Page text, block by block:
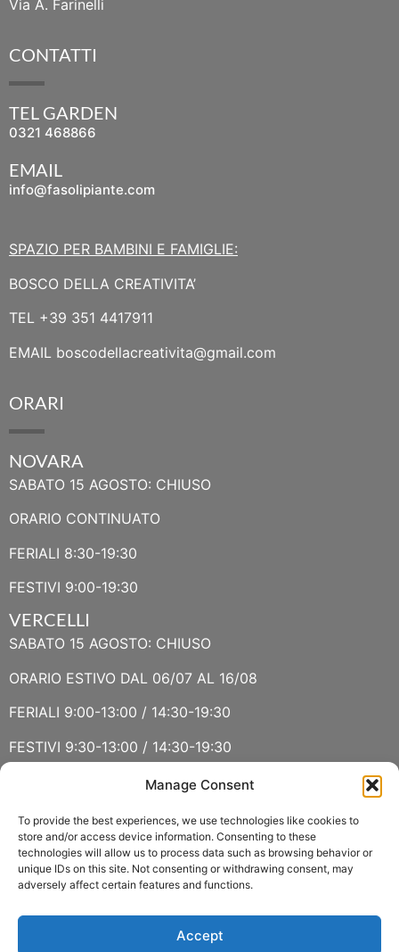
Manage Consent
To provide the best experiences, we use technologies like cookies to
store and/or access device information. Consenting to these
technologies will allow us to process data such as browsing behavior or
unique IDs on this site. Not consenting or withdrawing consent, may
adversely affect certain features and functions.
Accept
Via A. Farinelli
CONTATTI
TEL GARDEN
0321 468866
EMAIL
info@fasolipiante.com
SPAZIO PER BAMBINI E FAMIGLIE:
BOSCO DELLA CREATIVITA’
TEL +39 351 4417911
EMAIL boscodellacreativita@gmail.com
ORARI
NOVARA
SABATO 15 AGOSTO: CHIUSO
ORARIO CONTINUATO
FERIALI 8:30-19:30
FESTIVI 9:00-19:30
VERCELLI
SABATO 15 AGOSTO: CHIUSO
ORARIO ESTIVO DAL 06/07 AL 16/08
FERIALI 9:00-13:00 / 14:30-19:30
FESTIVI 9:30-13:00 / 14:30-19:30
SABATO 15 AGOSTO E DOMENICA 16 AGOSTO: CHIUSO
ORARIO ESTIVO LUGLIO E AGOSTO
FERIALI 8:30-13:00 / 15:00-19:00
FESTIVI 8:30-12:30